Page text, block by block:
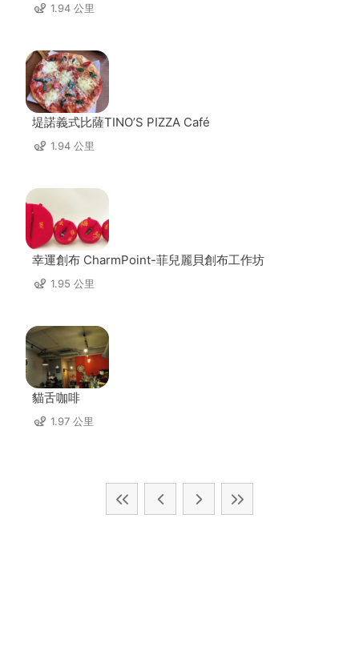
1.94 公里
堤諾義式比薩TINO’S PIZZA Café
1.94 公里
幸運創布 CharmPoint-菲兒麗貝創布工作坊
1.95 公里
貓舌咖啡
1.97 公里